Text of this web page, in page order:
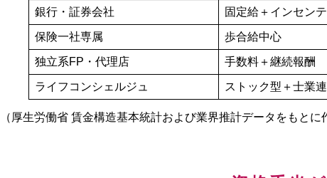
銀行・証券会社 固定給＋インセン
保険一社専属 歩合給中心
独立系FP・代理店 手数料＋継続報酬
ライフコンシェルジュ ストック型＋士業
（厚生労働省 賃金構造基本統計および業界推計データをもとに